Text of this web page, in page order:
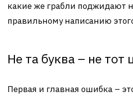
какие же грабли поджидают
правильному написанию
Не та буква – не тот
Первая и главная ошибка –